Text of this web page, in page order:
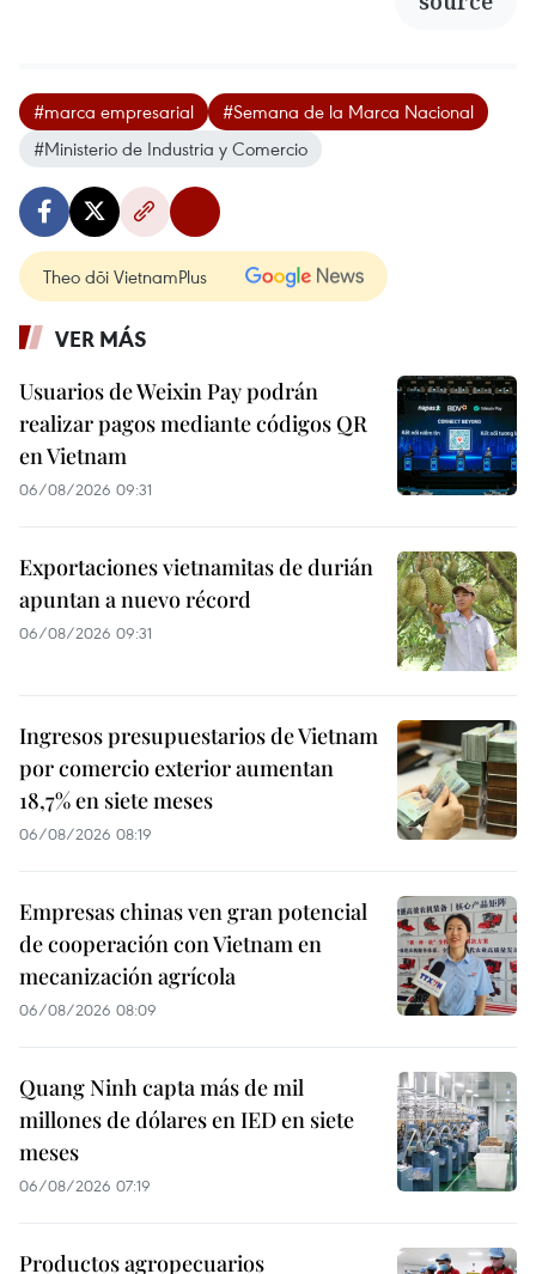
#marca empresarial
#Semana de la Marca Nacional
#Ministerio de Industria y Comercio
Theo dõi VietnamPlus
VER MÁS
Usuarios de Weixin Pay podrán
realizar pagos mediante códigos QR
en Vietnam
06/08/2026 09:31
Exportaciones vietnamitas de durián
apuntan a nuevo récord
06/08/2026 09:31
Ingresos presupuestarios de Vietnam
por comercio exterior aumentan
18,7% en siete meses
06/08/2026 08:19
Empresas chinas ven gran potencial
de cooperación con Vietnam en
mecanización agrícola
06/08/2026 08:09
Quang Ninh capta más de mil
millones de dólares en IED en siete
meses
06/08/2026 07:19
Productos agropecuarios